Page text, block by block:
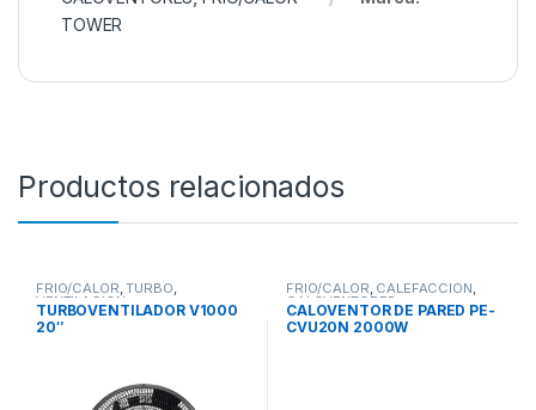
TOWER
Productos relacionados
FRIO/CALOR,TURBO,
VENTILACION
TURBOVENTILADOR V1000
20″
FRIO/CALOR, CALEFACCION,
CALOVENTORES
CALOVENTOR DE PARED PE-
CVU20N 2000W